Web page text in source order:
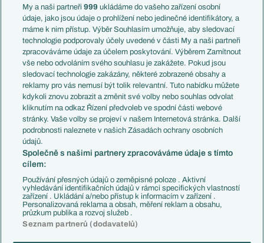
Témata
Představení týmů MS
EuroSkauting
PL v kostce
Evropské koeficienty
Přestupy
Přestupové spekulace
Zranění
Kluby
Arsenal FC
Chelsea FC
Manchester United
AC Milán
Juventus FC
Bayern Mnichov
FC Barcelona
Real Madrid
Francie
Itálie
Německo
Španělsko
Argentina
Brazílie
Přestupy
Zápasy
Livescore
Tipovací soutěž
My a naši partneři999 ukládáme do vašeho zařízení osobní
údaje, jako jsou údaje o prohlížení nebo jedinečné identifikátory, a
máme k nim přístup. Výběr Souhlasím umožňuje, aby sledovací
technologie podporovaly účely uvedené v části My a naši partneři
zpracováváme údaje za účelem poskytování. Výběrem Zamítnout
vše nebo odvoláním svého souhlasu je zakážete. Pokud jsou
sledovací technologie zakázány, některé zobrazené obsahy a
reklamy pro vás nemusí být tolik relevantní. Tuto nabídku můžete
kdykoli znovu zobrazit a změnit své volby nebo souhlas odvolat
kliknutím na odkaz Řízení předvoleb ve spodní části webové
stránky. Vaše volby se projeví v našem Internetová stránka. Další
podrobnosti naleznete v našich Zásadách ochrany osobních
údajů.
Společně s našimi partnery zpracováváme údaje s tímto
cílem:
Používání přesných údajů o zeměpisné poloze . Aktivní
vyhledávání identifikačních údajů v rámci specifických vlastností
zařízení . Ukládání a/nebo přístup k informacím v zařízení .
Personalizovaná reklama a obsah, měření reklam a obsahu,
průzkum publika a rozvoj služeb .
Seznam partnerů (dodavatelů)